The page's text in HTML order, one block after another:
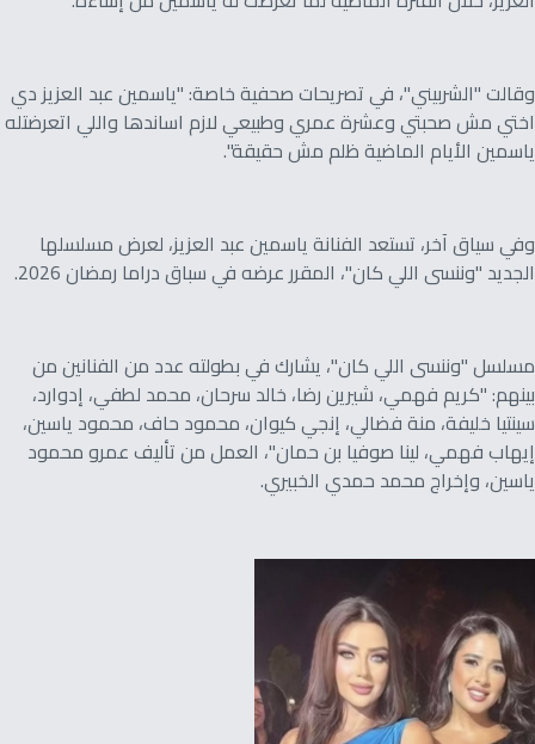
وقالت "الشربيني"، في تصريحات صحفية خاصة: "ياسمين عبد العزيز دي
اختي مش صحبتي وعشرة عمري وطبيعي لازم اساندها واللي اتعرضتله
ياسمين الأيام الماضية ظلم مش حقيقة".
وفي سياق آخر، تستعد الفنانة ياسمين عبد العزيز، لعرض مسلسلها
الجديد "وننسى اللي كان"، المقرر عرضه في سباق دراما رمضان 2026.
مسلسل "وننسى اللي كان"، يشارك في بطولته عدد من الفنانين من
بينهم: "كريم فهمي، شيرين رضا، خالد سرحان، محمد لطفي، إدوارد،
سينتيا خليفة، منة فضالي، إنجي كيوان، محمود حاف، محمود ياسين،
إيهاب فهمي، لينا صوفيا بن حمان"، العمل من تأليف عمرو محمود
ياسين، وإخراج محمد حمدي الخبيري.